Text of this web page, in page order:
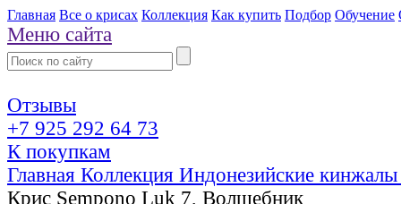
Главная Все о крисах Коллекция Как купить Подбор Обучение
Меню сайта
Отзывы
+7 925 292 64 73
К покупкам
Главная Коллекция Индонезийские
Крис Sempono Luk 7, Волшебник